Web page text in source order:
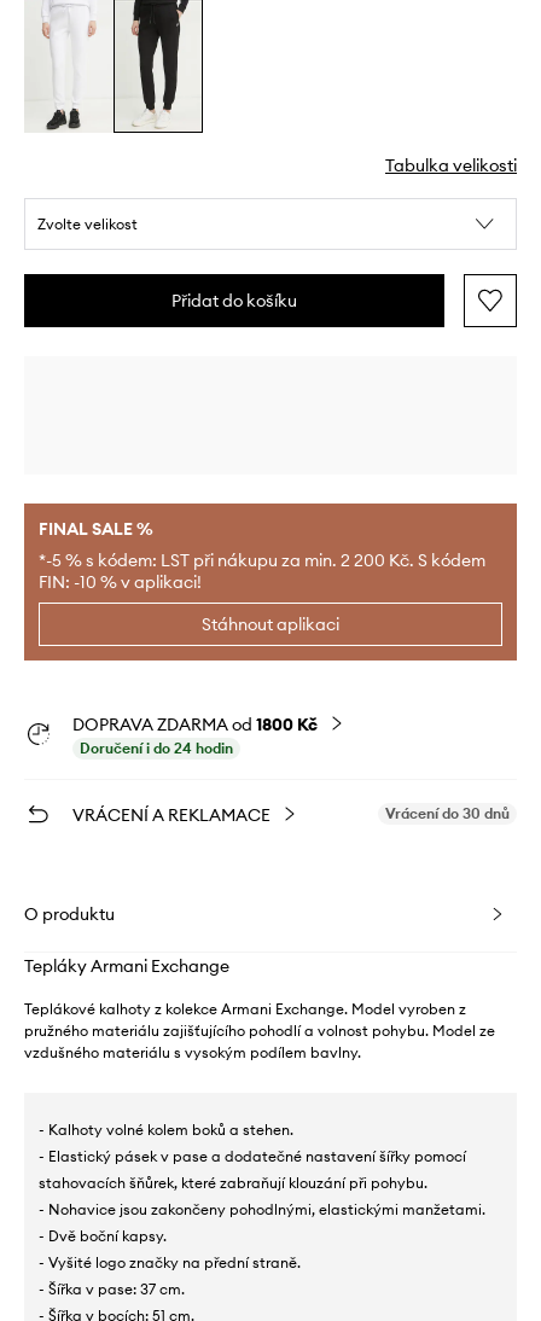
Tabulka velikosti
Zvolte velikost
Přidat do košíku
FINAL SALE %
*-5 % s kódem: LST při nákupu za min. 2 200 Kč. S kódem
FIN: -10 % v aplikaci!
Stáhnout aplikaci
DOPRAVA ZDARMA od 1800 Kč
Doručení i do 24 hodin
VRÁCENÍ A REKLAMACE Vrácení do 30 dnů
O produktu
Tepláky Armani Exchange
Teplákové kalhoty z kolekce Armani Exchange. Model vyroben z
pružného materiálu zajišťujícího pohodlí a volnost pohybu. Model ze
vzdušného materiálu s vysokým podílem bavlny.
- Kalhoty volné kolem boků a stehen.
- Elastický pásek v pase a dodatečné nastavení šířky pomocí
stahovacích šňůrek, které zabraňují klouzání při pohybu.
- Nohavice jsou zakončeny pohodlnými, elastickými manžetami.
- Dvě boční kapsy.
- Vyšité logo značky na přední straně.
- Šířka v pase: 37 cm.
- Šířka v bocích: 51 cm.